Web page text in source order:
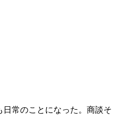
常のことになった。商談そ